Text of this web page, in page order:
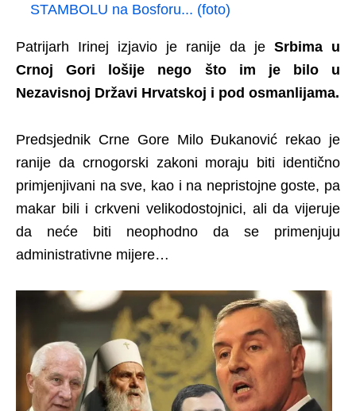
STAMBOLU na Bosforu... (foto)
Patrijarh Irinej izjavio je ranije da je Srbima u
Crnoj Gori lošije nego što im je bilo u
Nezavisnoj Državi Hrvatskoj i pod osmanlijama.
Predsjednik Crne Gore Milo Đukanović rekao je
ranije da crnogorski zakoni moraju biti identično
primjenjivani na sve, kao i na nepristojne goste, pa
makar bili i crkveni velikodostojnici, ali da vijeruje
da neće biti neophodno da se primenjuju
administrativne mijere…